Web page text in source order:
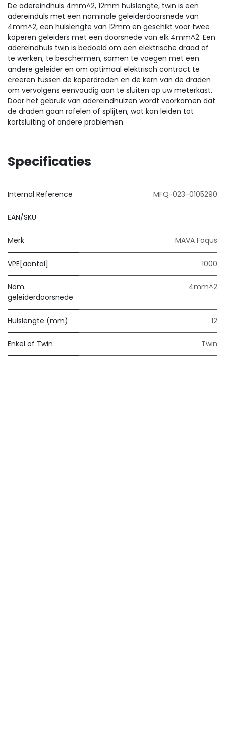
De adereindhuls 4mm^2, 12mm hulslengte, twin is een
adereinduls met een nominale geleiderdoorsnede van
4mm^2, een hulslengte van 12mm en geschikt voor twee
koperen geleiders met een doorsnede van elk 4mm^2. Een
adereindhuls twin is bedoeld om een elektrische draad af
te werken, te beschermen, samen te voegen met een
andere geleider en om optimaal elektrisch contract te
creëren tussen de koperdraden en de kern van de draden
om vervolgens eenvoudig aan te sluiten op uw meterkast.
Door het gebruik van adereindhulzen wordt voorkomen dat
de draden gaan rafelen of splijten, wat kan leiden tot
kortsluiting of andere problemen.
Specificaties
Internal Reference MFQ-023-0105290
EAN/SKU
Merk MAVA Foqus
VPE[aantal] 1000
Nom.
geleiderdoorsnede
4mm^2
Hulslengte (mm) 12
Enkel of Twin Twin